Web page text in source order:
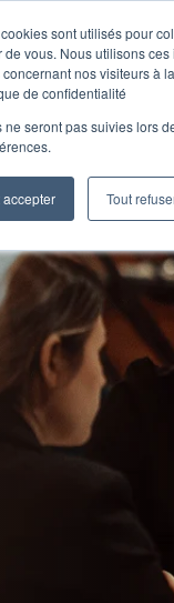
sont utilisés pour
vous. Nous utilisons
nos visiteurs à
de confidentialité
seront pas suivies lors
accepter Tout